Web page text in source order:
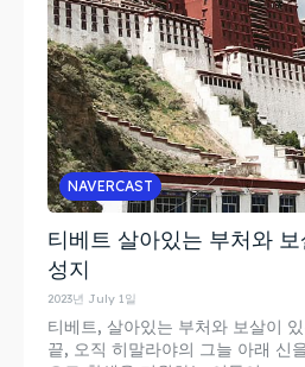
NAVERCAST
티베트 살아있는 부처와
성지
2023년 July 1일
티베트, 살아있는 부처와 보살이
끝, 오직 히말라야의 그늘 아래 신